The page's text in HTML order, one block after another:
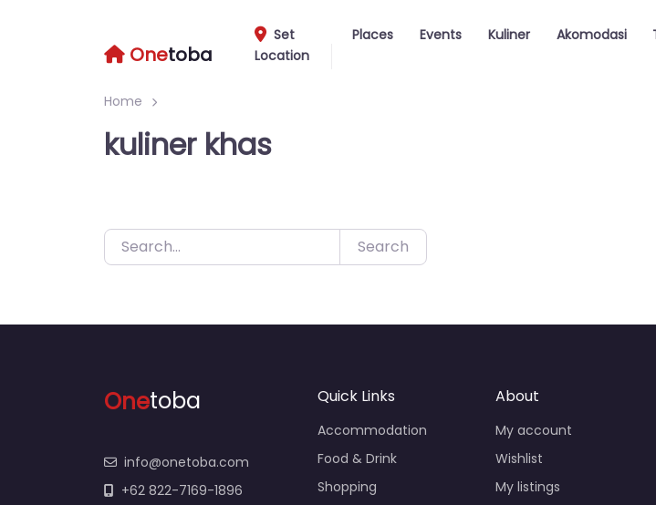
Onetoba
Set
Location
Places Events Kuliner Akomodasi
Home
kuliner khas
Search
Onetoba
info@onetoba.com
+62 822-7169-1896
Quick Links
Accommodation
Food & Drink
Shopping
About
My account
Wishlist
My listings